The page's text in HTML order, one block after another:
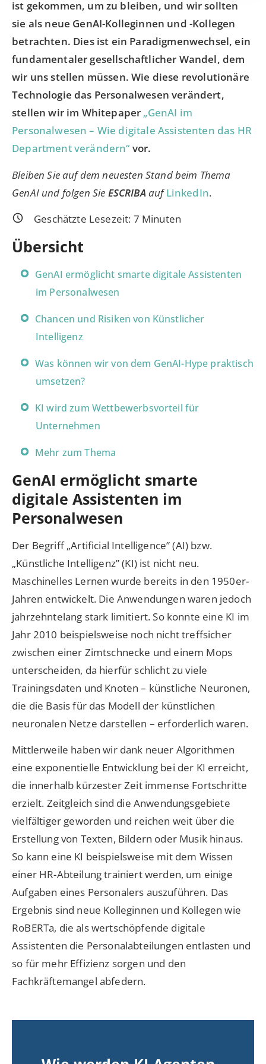
ist gekommen, um zu bleiben, und wir sollten
sie als neue GenAI-Kolleginnen und -Kollegen
betrachten. Dies ist ein Paradigmenwechsel, ein
fundamentaler gesellschaftlicher Wandel, dem
wir uns stellen müssen. Wie diese revolutionäre
Technologie das Personalwesen verändert,
stellen wir im Whitepaper „GenAI im
Personalwesen – Wie digitale Assistenten das HR
Department verändern“ vor.
Bleiben Sie auf dem neuesten Stand beim Thema
GenAI und folgen Sie ESCRIBAaufLinkedIn.
Geschätzte Lesezeit: 7 Minuten
Übersicht
GenAI ermöglicht smarte digitale Assistenten
im Personalwesen
Chancen und Risiken von Künstlicher
Intelligenz
Was können wir von dem GenAI-Hype praktisch
umsetzen?
KI wird zum Wettbewerbsvorteil für
Unternehmen
Mehr zum Thema
GenAI ermöglicht smarte
digitale Assistenten im
Personalwesen
Der Begriff „Artificial Intelligence” (AI) bzw.
„Künstliche Intelligenz” (KI) ist nicht neu.
Maschinelles Lernen wurde bereits in den 1950er-
Jahren entwickelt. Die Anwendungen waren jedoch
jahrzehntelang stark limitiert. So konnte eine KI im
Jahr 2010 beispielsweise noch nicht treffsicher
zwischen einer Zimtschnecke und einem Mops
unterscheiden, da hierfür schlicht zu viele
Trainingsdaten und Knoten – künstliche Neuronen,
die die Basis für das Modell der künstlichen
neuronalen Netze darstellen – erforderlich waren.
Mittlerweile haben wir dank neuer Algorithmen
eine exponentielle Entwicklung bei der KI erreicht,
die innerhalb kürzester Zeit immense Fortschritte
erzielt. Zeitgleich sind die Anwendungsgebiete
vielfältiger geworden und reichen weit über die
Erstellung von Texten, Bildern oder Musik hinaus.
So kann eine KI beispielsweise mit dem Wissen
einer HR-Abteilung trainiert werden, um einige
Aufgaben eines Personalers auszuführen. Das
Ergebnis sind neue Kolleginnen und Kollegen wie
RoBERTa, die als wertschöpfende digitale
Assistenten die Personalabteilungen entlasten und
so für mehr Effizienz sorgen und den
Fachkräftemangel abfedern.